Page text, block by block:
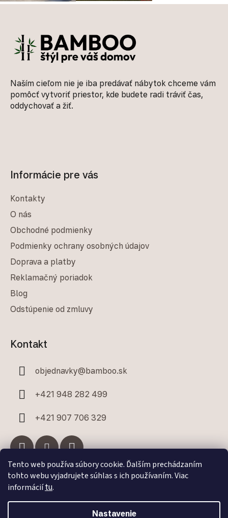
Tento web používa súbory cookie. Ďalším prechádzaním
tohto webu vyjadrujete súhlas s ich používaním. Viac
informáciítu.
Nastavenie
Naším cieľom nie je iba predávať nábytok chceme vám
pomôcť vytvoriť priestor, kde budete radi tráviť čas,
oddychovať a žiť.
Informácie pre vás
Kontakty
O nás
Obchodné podmienky
Podmienky ochrany osobných údajov
Doprava a platby
Reklamačný poriadok
Blog
Odstúpenie od zmluvy
Kontakt
objednavky@bamboo.sk
+421 948 282 499
+421 907 706 329
Facebook